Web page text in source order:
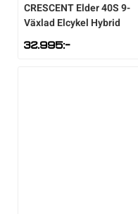
CRESCENTElder 40S 9-
Växlad Elcykel Hybrid
32.995:-